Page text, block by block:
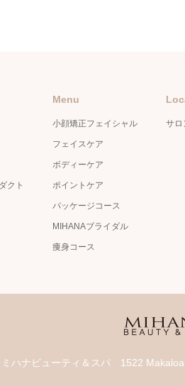
クト
Menu
小顔矯正フェイシャル
フェイスケア
ボディーケア
ポイントケア
パッケージコース
MIHANAブライダル
痩身コース
サロ
ハナビューティ＆スパ 1522